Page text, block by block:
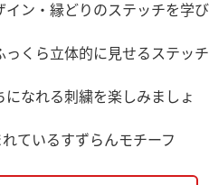
ン・縁どりのステッチを学び
くら立体的に見せるステッチ
なれる刺繍を楽しみましょ
ているすずらんモチーフ